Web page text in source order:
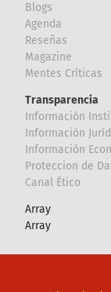
Blogs
Agenda
Reseñas
Magazine
Mentes Críticas
Transparencia
Información
Información
Información
Proteccion de
Canal Ético
Array
Array